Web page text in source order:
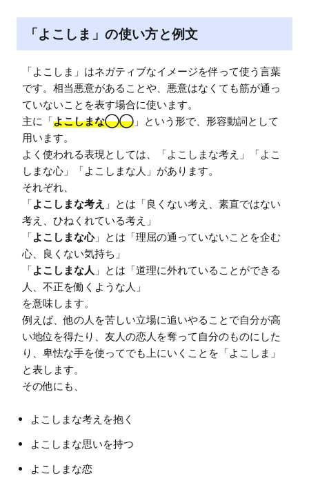
「よこしま」の使い方と例文
「よこしま」はネガティブなイメージを伴って使う言葉
です。相当悪意があることや、悪意はなくても筋が通っ
ていないことを表す場合に使います。
主に「よこしまな◯◯ 」という形で、形容動詞として
用います。
よく使われる表現としては、「よこしまな考え」「よこ
しまな心」「よこしまな人」があります。
それぞれ、
「よこしまな考え 」とは「良くない考え、素直ではない
考え、ひねくれている考え」
「よこしまな心」とは「理屈の通っていないことを企む
心、良くない気持ち」
「よこしまな人 」とは「道理に外れていることができる
人、不正を働くような人」
を意味します。
例えば、他の人を苦しい立場に追いやることで自分が高
い地位を得たり、友人の恋人を奪って自分のものにした
り、卑怯な手を使ってでも上にいくことを「よこしま」
と表します。
よこしまな考えを抱く
よこしまな思いを持つ
よこしまな恋